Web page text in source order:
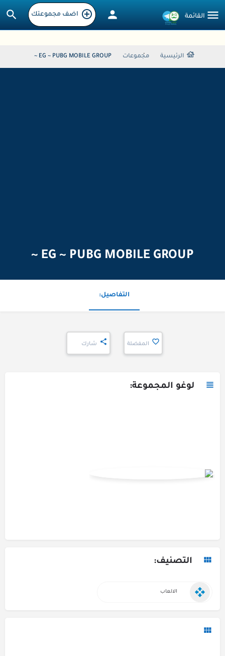
اضف مجموعتك
الرئيسية مجموعات EG ~ PUBG MOBILE GROUP ~
EG ~ PUBG MOBILE GROUP ~
التفاصيل:
المفضلة شارك
لوغو المجموعة:
التصنيف:
الالعاب